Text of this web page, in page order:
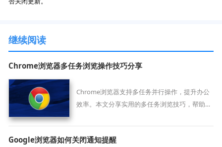
继续阅读
Chrome浏览器多任务浏览操作技巧分享
Chrome浏览器支持多任务并行操作，提升办公
效率。本文分享实用的多任务浏览技巧，帮助用
习。
Google浏览器如何关闭通知提醒